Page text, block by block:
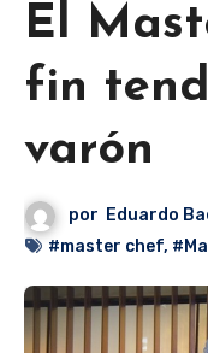
El
fin
varón
por Eduardo
#master chef,